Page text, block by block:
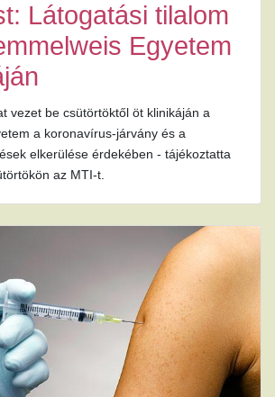
Látogatási tilalom
Egyetem
vezet be csütörtöktől öt klinikáján a
a koronavírus-járvány és a
elkerülése érdekében - tájékoztatta
az MTI-t.